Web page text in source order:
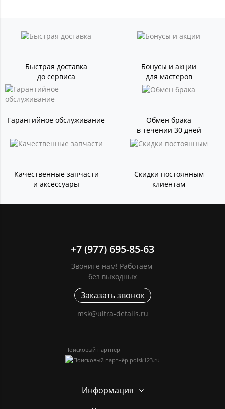
Быстрая доставка
до сервиса
Бонусы и акции
для мастеров
Гарантийное обслуживание
Обмен брака
в течении 30 дней
Качественные запчасти
и аксессуары
Скидки постоянным
клиентам
+7 (977) 695-85-63
Звоните нам! Работаем
без выходных
Заказать звонок
msk@ultra-details.ru
Поисковый партнёр
Информация